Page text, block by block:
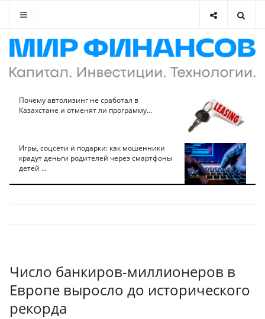
Почему автолизинг не сработал в
Казахстане и отменят ли программу...
Игры, соцсети и подарки: как мошенники
крадут деньги родителей через смартфоны
детей ...
Число банкиров-миллионеров в
Европе выросло до исторического
рекорда